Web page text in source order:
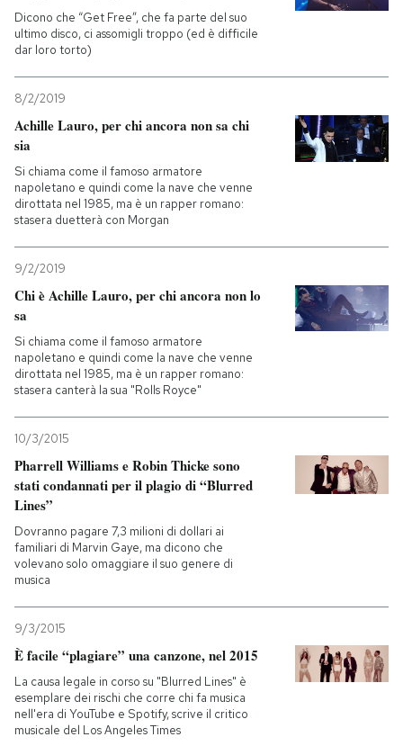
I MIEI PREFERITI
SHOP
AREA PERSONALE
Entra
Dicono che “Get Free”, che fa parte del suo
ultimo disco, ci assomigli troppo (ed è difficile
dar loro torto)
8/2/2019
Achille Lauro, per chi ancora non sa chi
sia
Si chiama come il famoso armatore
napoletano e quindi come la nave che venne
dirottata nel 1985, ma è un rapper romano:
stasera duetterà con Morgan
9/2/2019
Chi è Achille Lauro, per chi ancora non lo
sa
Si chiama come il famoso armatore
napoletano e quindi come la nave che venne
dirottata nel 1985, ma è un rapper romano:
stasera canterà la sua "Rolls Royce"
10/3/2015
Pharrell Williams e Robin Thicke sono
stati condannati per il plagio di “Blurred
Lines”
Dovranno pagare 7,3 milioni di dollari ai
familiari di Marvin Gaye, ma dicono che
volevano solo omaggiare il suo genere di
musica
9/3/2015
È facile “plagiare” una canzone, nel 2015
La causa legale in corso su "Blurred Lines" è
esemplare dei rischi che corre chi fa musica
nell'era di YouTube e Spotify, scrive il critico
musicale del Los Angeles Times